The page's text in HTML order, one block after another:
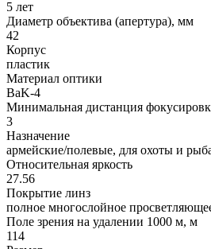
5 лет
Диаметр объектива (апертура), мм
42
Корпус
пластик
Материал оптики
BaK-4
Минимальная дистанция
3
Назначение
армейские/полевые, для охоты и
Относительная яркость
27.56
Покрытие линз
полное многослойное
Поле зрения на удалении 1000 м, м
114